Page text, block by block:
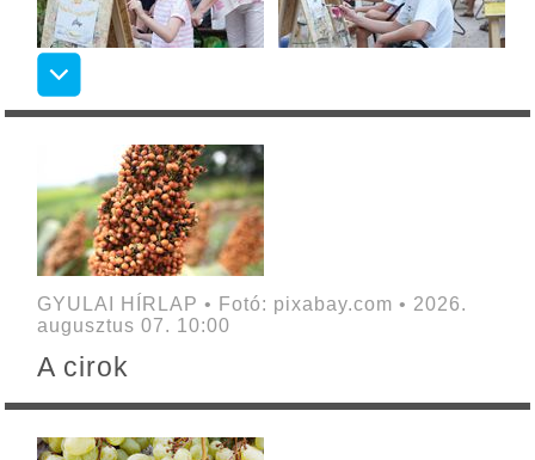
GYULAI HÍRLAP • Fotó: pixabay.com • 2026.
augusztus 07. 10:00
A cirok